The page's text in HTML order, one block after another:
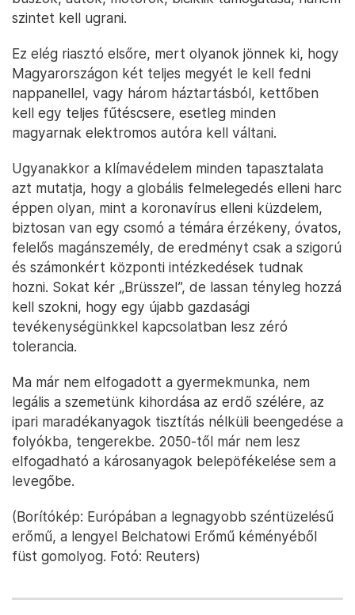
szintet kell ugrani.
Ez elég riasztó elsőre, mert olyanok jönnek ki, hogy
Magyarországon két teljes megyét le kell fedni
nappanellel, vagy három háztartásból, kettőben
kell egy teljes fűtéscsere, esetleg minden
magyarnak elektromos autóra kell váltani.
Ugyanakkor a klímavédelem minden tapasztalata
azt mutatja, hogy a globális felmelegedés elleni harc
éppen olyan, mint a koronavírus elleni küzdelem,
biztosan van egy csomó a témára érzékeny, óvatos,
felelős magánszemély, de eredményt csak a szigorú
és számonkért központi intézkedések tudnak
hozni. Sokat kér „Brüsszel”, de lassan tényleg hozzá
kell szokni, hogy egy újabb gazdasági
tevékenységünkkel kapcsolatban lesz zéró
tolerancia.
Ma már nem elfogadott a gyermekmunka, nem
legális a szemetünk kihordása az erdő szélére, az
ipari maradékanyagok tisztítás nélküli beengedése a
folyókba, tengerekbe. 2050-től már nem lesz
elfogadható a károsanyagok belepöfékelése sem a
levegőbe.
(Borítókép: Európában a legnagyobb széntüzelésű
erőmű, a lengyel Belchatowi Erőmű kéményéből
füst gomolyog. Fotó: Reuters)